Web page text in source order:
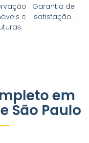
e
Garantia de
satisfação.
em
São Paulo